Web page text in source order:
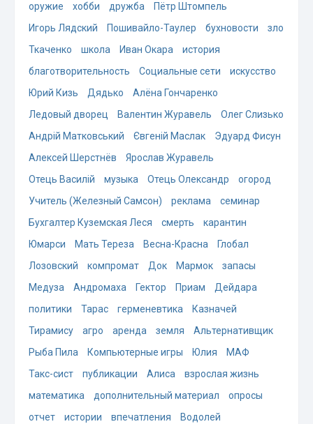
оружие
хобби дружба
Пётр Штомпель
Игорь Лядский
Пошивайло-Таулер бухновости
зло
Ткаченко
школа Иван Окара
история
благотворительность
Социальные сети
искусство
Юрий Кизь
Дядько
Алёна Гончаренко
Ледовый дворец
Валентин Журавель
Олег Слизько
Андрій Матковський
Євгеній Маслак
Эдуард Фисун
Алексей Шерстнёв
Ярослав Журавель
Отець Василій
музыка Отець Олександр
огород
Учитель (Железный Самсон)
реклама
семинар
Бухгалтер Куземская Леся
смерть
карантин
Юмарси
Мать Тереза Весна-Красна
Глобал
Лозовский
компромат Док Мармок
запасы
Медуза
Андромаха Гектор Приам
Дейдара
политики
Тарас герменевтика
Казначей
Тирамису
агро аренда земля
Альтернативщик
Рыба Пила
Компьютерные игры Юлия
МАФ
Такс-сист
публикации Алиса
взрослая жизнь
математика
дополнительный материал
опросы
отчет
истории впечатления
Водолей